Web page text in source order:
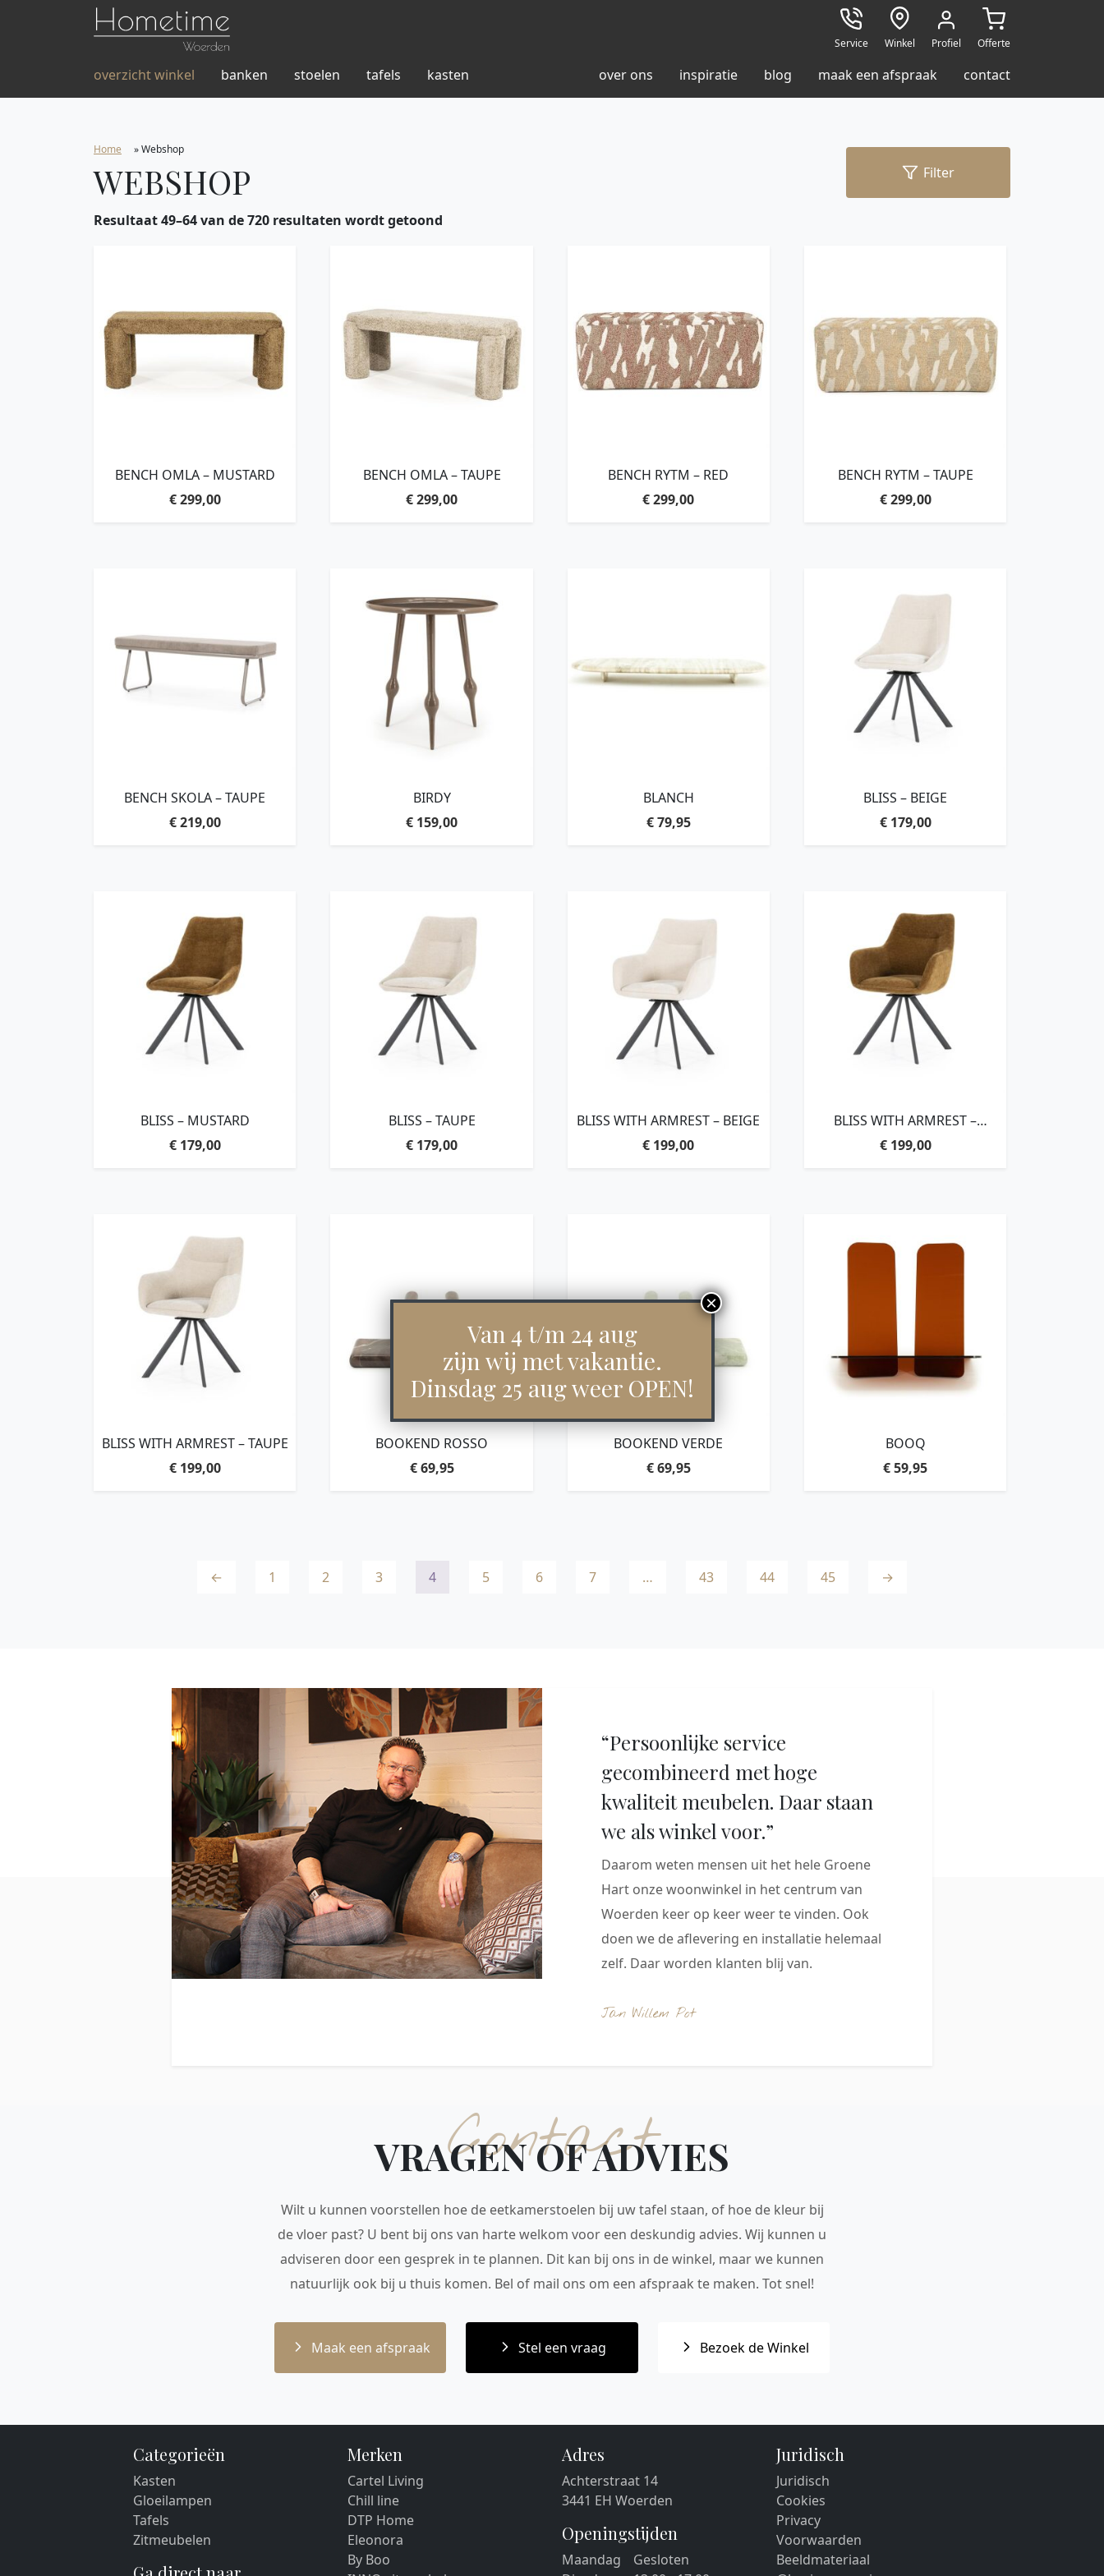
Service Winkel Profiel Offerte
overzicht winkel banken stoelen tafels kasten over ons inspiratie blog maak een afspraak contact
Home »Webshop
WEBSHOP Filter
Resultaat 49–64 van de 720 resultaten wordt getoond
BENCH OMLA – MUSTARD
€299,00
BENCH OMLA – TAUPE
€299,00
BENCH RYTM – RED
€299,00
BENCH RYTM – TAUPE
€299,00
BENCH SKOLA – TAUPE
€219,00
BIRDY
€ 159,00
BLANCH
€79,95
BLISS – BEIGE
€179,00
BLISS – MUSTARD
€179,00
BLISS – TAUPE
€ 179,00
BLISS WITH ARMREST – BEIGE
€ 199,00
BLISS WITH ARMREST –
MUSTARD
€199,00
BLISS WITH ARMREST – TAUPE
€199,00
BOOKEND ROSSO
€69,95
BOOKEND VERDE
€69,95
BOOQ
€59,95
← 1 2 3 4 5 6 7 … 43 44 45 →
“Persoonlijke service
gecombineerd met hoge
kwaliteit meubelen. Daar staan
we als winkel voor.”
Daarom weten mensen uit het hele Groene
Hart onze woonwinkel in het centrum van
Woerden keer op keer weer te vinden. Ook
doen we de aflevering en installatie helemaal
zelf. Daar worden klanten blij van.
Jan Willem Pot
Contact
VRAGEN OF ADVIES
Wilt u kunnen voorstellen hoe de eetkamerstoelen bij uw tafel staan, of hoe de kleur bij
de vloer past? U bent bij ons van harte welkom voor een deskundig advies. Wij kunnen u
adviseren door een gesprek in te plannen. Dit kan bij ons in de winkel, maar we kunnen
natuurlijk ook bij u thuis komen. Bel of mail ons om een afspraak te maken. Tot snel!
Maak een afspraak Stel een vraag Bezoek de Winkel
Categorieën
Kasten
Gloeilampen
Tafels
Zitmeubelen
Merken
Cartel Living
Chill line
DTP Home
Eleonora
By Boo
Adres
Achterstraat 14
3441 EH Woerden
Openingstijden
Maandag
Gesloten
Juridisch
Juridisch
Cookies
Privacy
Voorwaarden
Beeldmateriaal
Van 4 t/m 24 aug
zijn wij met vakantie.
Dinsdag 25 aug weer OPEN!